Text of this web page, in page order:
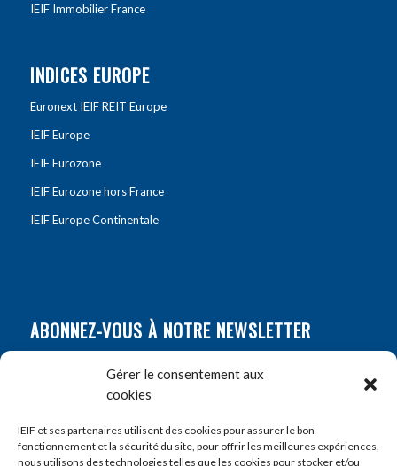
Gérer le consentement aux
cookies
IEIF et ses partenaires utilisent des cookies pour assurer le bon
fonctionnement et la sécurité du site, pour offrir les meilleures expériences,
nous utilisons des technologies telles que les cookies pour stocker et/ou
IEIF Immobilier France
INDICES EUROPE
Euronext IEIF REIT Europe
IEIF Europe
IEIF Eurozone
IEIF Eurozone hors France
IEIF Europe Continentale
ABONNEZ-VOUS À NOTRE NEWSLETTER
Prénom*